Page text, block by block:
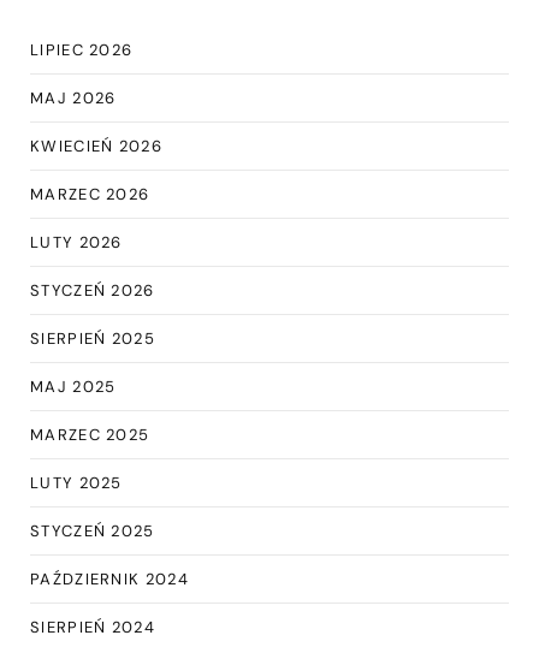
LIPIEC 2026
MAJ 2026
KWIECIEŃ 2026
MARZEC 2026
LUTY 2026
STYCZEŃ 2026
SIERPIEŃ 2025
MAJ 2025
MARZEC 2025
LUTY 2025
STYCZEŃ 2025
PAŹDZIERNIK 2024
SIERPIEŃ 2024